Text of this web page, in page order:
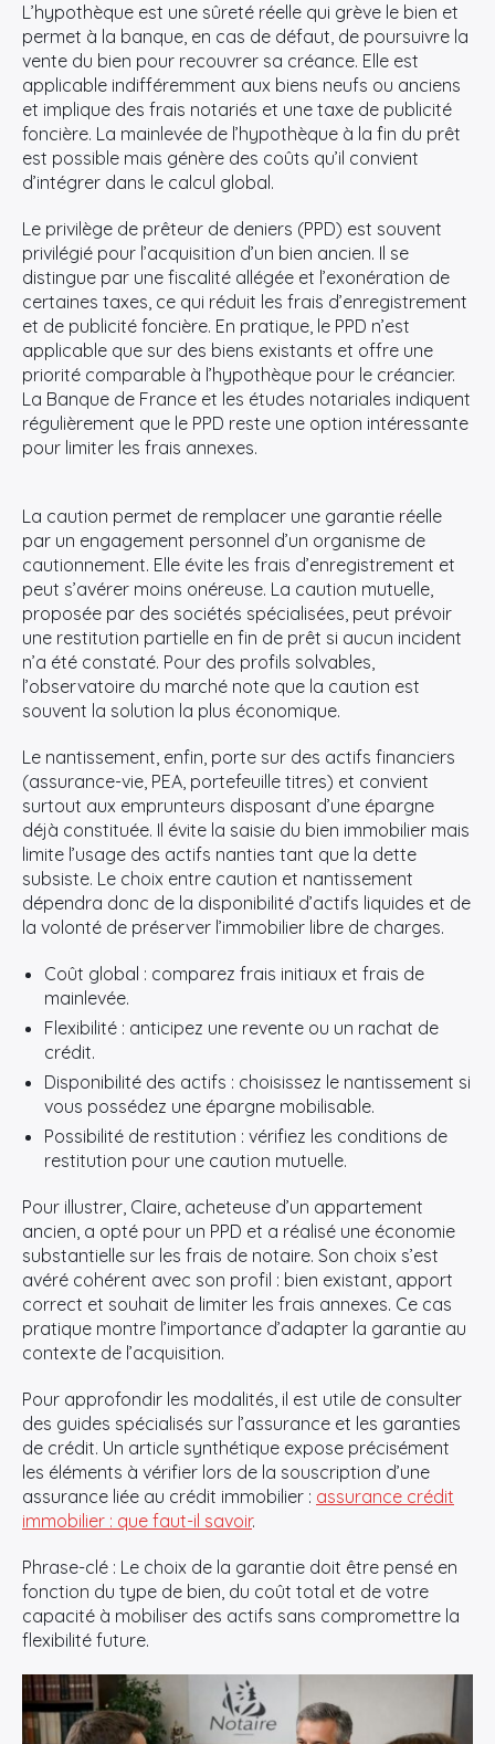
L’hypothèque est une sûreté réelle qui grève le bien et
permet à la banque, en cas de défaut, de poursuivre la
vente du bien pour recouvrer sa créance. Elle est
applicable indifféremment aux biens neufs ou anciens
et implique des frais notariés et une taxe de publicité
foncière. La mainlevée de l’hypothèque à la fin du prêt
est possible mais génère des coûts qu’il convient
d’intégrer dans le calcul global.
Le privilège de prêteur de deniers (PPD) est souvent
privilégié pour l’acquisition d’un bien ancien. Il se
distingue par une fiscalité allégée et l’exonération de
certaines taxes, ce qui réduit les frais d’enregistrement
et de publicité foncière. En pratique, le PPD n’est
applicable que sur des biens existants et offre une
priorité comparable à l’hypothèque pour le créancier.
La Banque de France et les études notariales indiquent
régulièrement que le PPD reste une option intéressante
pour limiter les frais annexes.
La caution permet de remplacer une garantie réelle
par un engagement personnel d’un organisme de
cautionnement. Elle évite les frais d’enregistrement et
peut s’avérer moins onéreuse. La caution mutuelle,
proposée par des sociétés spécialisées, peut prévoir
une restitution partielle en fin de prêt si aucun incident
n’a été constaté. Pour des profils solvables,
l’observatoire du marché note que la caution est
souvent la solution la plus économique.
Le nantissement, enfin, porte sur des actifs financiers
(assurance-vie, PEA, portefeuille titres) et convient
surtout aux emprunteurs disposant d’une épargne
déjà constituée. Il évite la saisie du bien immobilier mais
limite l’usage des actifs nanties tant que la dette
subsiste. Le choix entre caution et nantissement
dépendra donc de la disponibilité d’actifs liquides et de
la volonté de préserver l’immobilier libre de charges.
Coût global : comparez frais initiaux et frais de
mainlevée.
Flexibilité : anticipez une revente ou un rachat de
crédit.
Disponibilité des actifs : choisissez le nantissement si
vous possédez une épargne mobilisable.
Possibilité de restitution : vérifiez les conditions de
restitution pour une caution mutuelle.
Pour illustrer, Claire, acheteuse d’un appartement
ancien, a opté pour un PPD et a réalisé une économie
substantielle sur les frais de notaire. Son choix s’est
avéré cohérent avec son profil : bien existant, apport
correct et souhait de limiter les frais annexes. Ce cas
pratique montre l’importance d’adapter la garantie au
contexte de l’acquisition.
Pour approfondir les modalités, il est utile de consulter
des guides spécialisés sur l’assurance et les garanties
de crédit. Un article synthétique expose précisément
les éléments à vérifier lors de la souscription d’une
assurance liée au crédit immobilier : assurance crédit
immobilier : que faut-il savoir.
Phrase-clé : Le choix de la garantie doit être pensé en
fonction du type de bien, du coût total et de votre
capacité à mobiliser des actifs sans compromettre la
flexibilité future.